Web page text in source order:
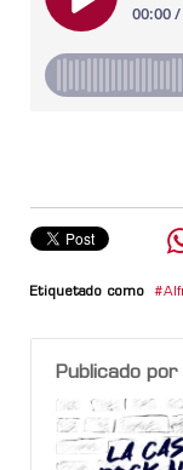
Etiquetado como
Publicado por